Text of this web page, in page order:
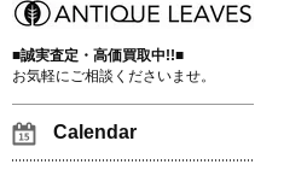
■誠実査定・高価買取中!!■
お気軽にご相談くださいませ。
Calendar